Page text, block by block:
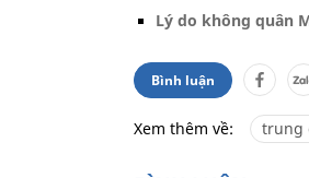
Lý do không quân
Bình luận
Xem thêm về: trung